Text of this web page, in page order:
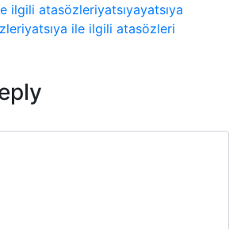
ilgili atasözleriyatsıyayatsıya
yatsıya ile ilgili atasözleri